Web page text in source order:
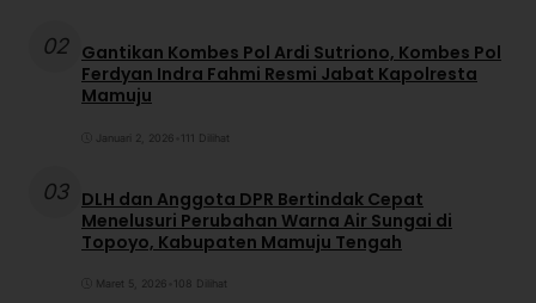
02 Gantikan Kombes Pol Ardi Sutriono, Kombes Pol
Ferdyan Indra Fahmi Resmi Jabat Kapolresta
Mamuju
Januari 2, 2026 111 Dilihat
03 DLH dan Anggota DPR Bertindak Cepat
Menelusuri Perubahan Warna Air Sungai di
Topoyo, Kabupaten Mamuju Tengah
Maret 5, 2026 108 Dilihat